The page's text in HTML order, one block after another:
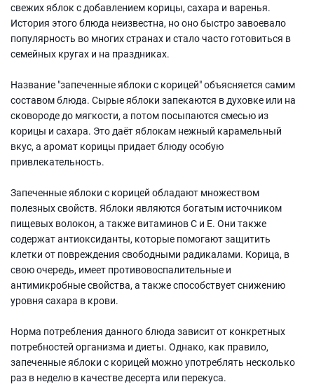
свежих яблок с добавлением корицы, сахара и варенья.
История этого блюда неизвестна, но оно быстро завоевало
популярность во многих странах и стало часто готовиться в
семейных кругах и на праздниках.
Название "запеченные яблоки с корицей" объясняется самим
составом блюда. Сырые яблоки запекаются в духовке или на
сковороде до мягкости, а потом посыпаются смесью из
корицы и сахара. Это даёт яблокам нежный карамельный
вкус, а аромат корицы придает блюду особую
привлекательность.
Запеченные яблоки с корицей обладают множеством
полезных свойств. Яблоки являются богатым источником
пищевых волокон, а также витаминов С и E. Они также
содержат антиоксиданты, которые помогают защитить
клетки от повреждения свободными радикалами. Корица, в
свою очередь, имеет противовоспалительные и
антимикробные свойства, а также способствует снижению
уровня сахара в крови.
Норма потребления данного блюда зависит от конкретных
потребностей организма и диеты. Однако, как правило,
запеченные яблоки с корицей можно употреблять несколько
раз в неделю в качестве десерта или перекуса.